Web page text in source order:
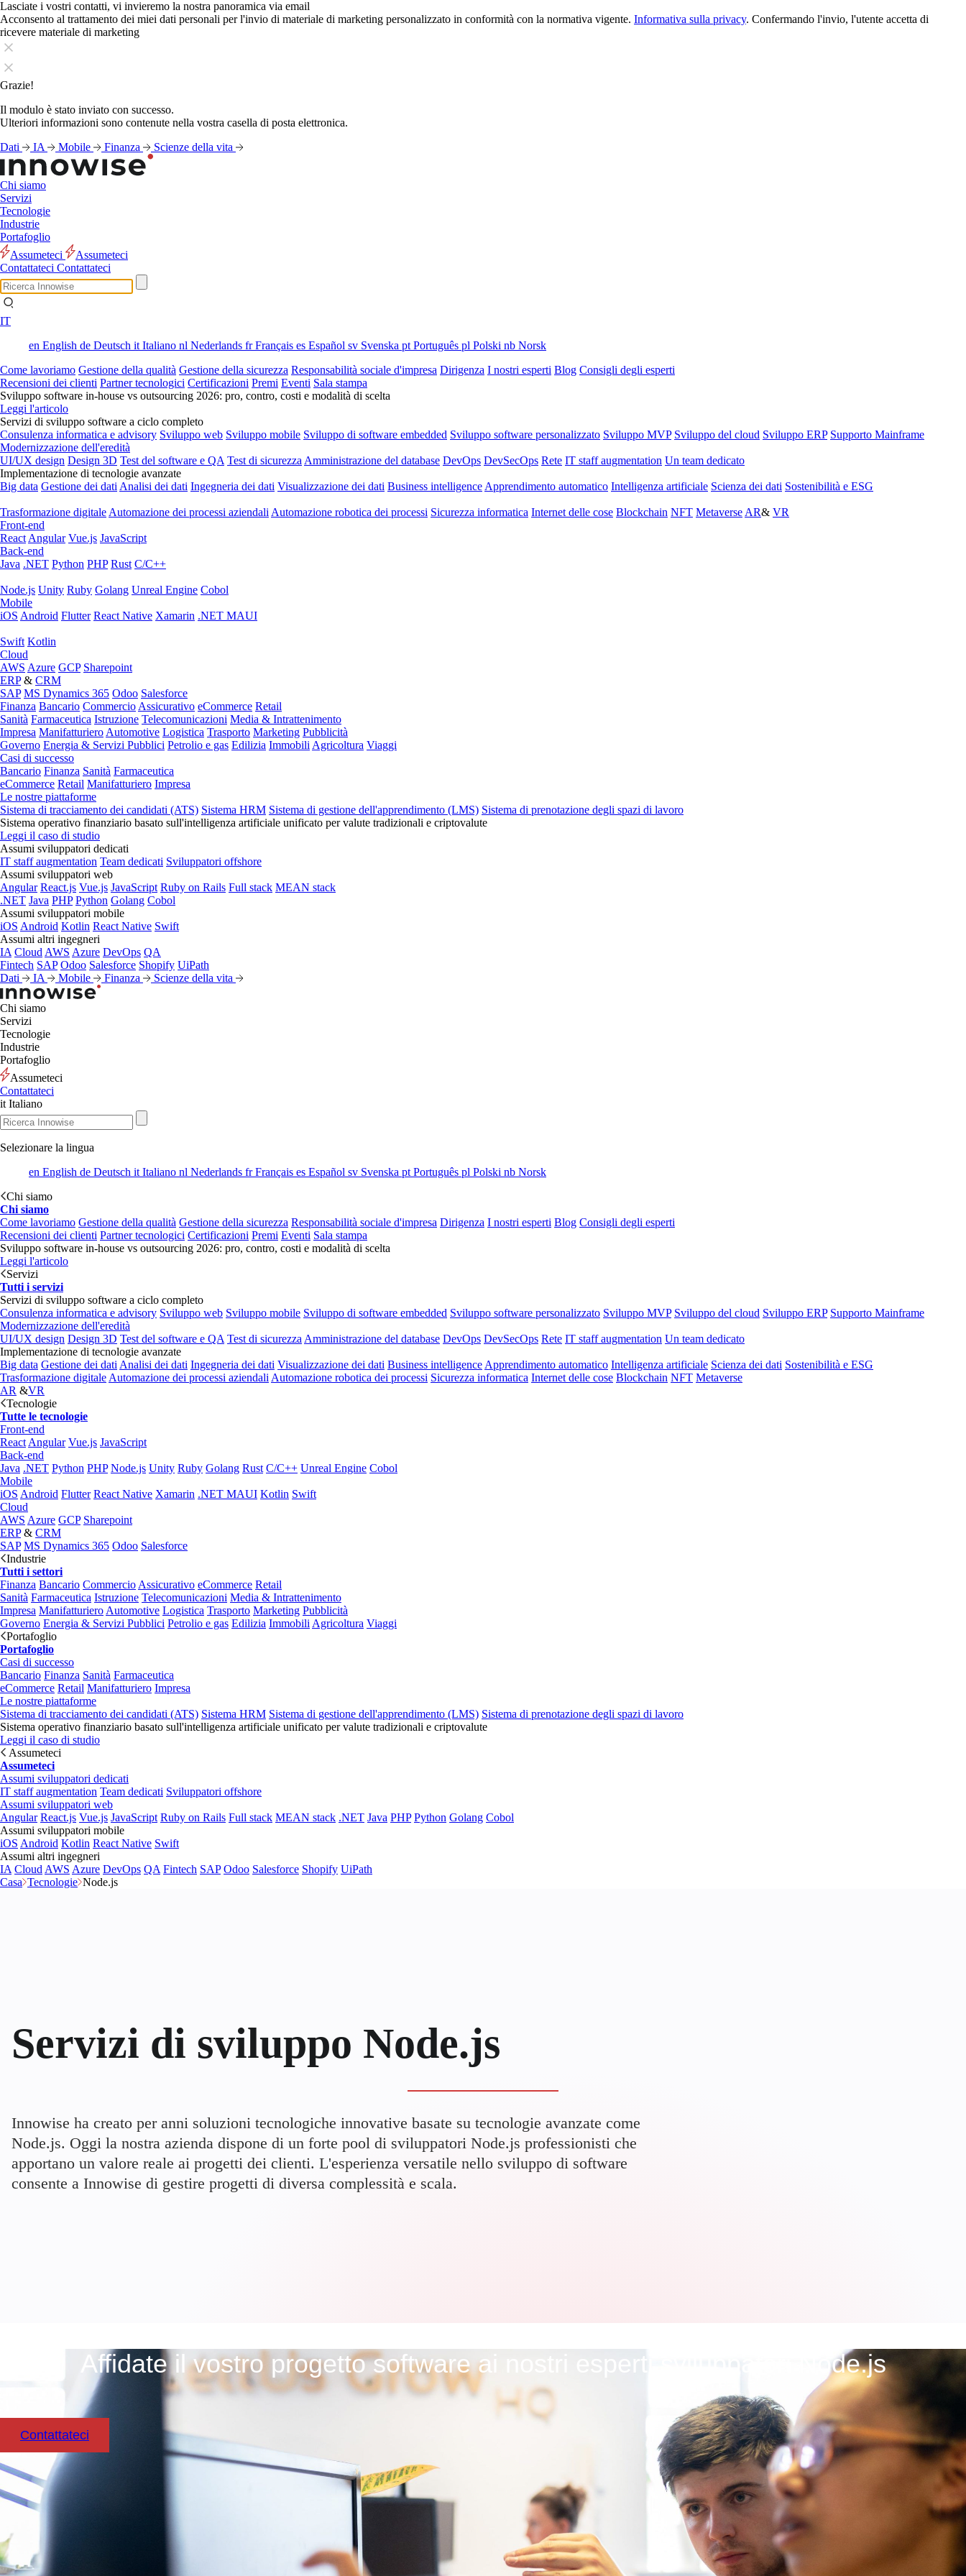
Lasciate i vostri contatti, vi invieremo la nostra panoramica via email
Acconsento al trattamento dei miei dati personali per l'invio di materiale di marketing personalizzato in conformità con la normativa vigente. Informativa sulla privacy. Confermando l'invio, l'utente accetta di
ricevere materiale di marketing
Grazie!
Il modulo è stato inviato con successo.
Ulteriori informazioni sono contenute nella vostra casella di posta elettronica.
Dati
IA Mobile Finanza Scienze della vita
Chi siamo
Servizi
Tecnologie
Industrie
Portafoglio
Assumeteci
Assumeteci
Contattateci Contattateci
IT
en English de Deutsch it Italiano nl Nederlands frFrançais es Español sv Svenska pt Português pl Polski nb Norsk
Come lavoriamo Gestione della qualità Gestione della sicurezza Responsabilità sociale d'impresa Dirigenza I nostri esperti Blog Consigli degli esperti
Recensioni dei clienti Partner tecnologici Certificazioni Premi Eventi Sala stampa
Sviluppo software in-house vs outsourcing 2026: pro, contro, costi e modalità di scelta
Leggi l'articolo
Servizi di sviluppo software a ciclo completo
Consulenza informatica e advisory Sviluppo web Sviluppo mobile Sviluppo di software embedded Sviluppo software personalizzato Sviluppo MVP Sviluppo del cloud Sviluppo ERP Supporto Mainframe
Modernizzazione dell'eredità
UI/UX design Design 3D Test del software e QA Test di sicurezza Amministrazione del database DevOps DevSecOps Rete IT staff augmentation Un team dedicato
Implementazione di tecnologie avanzate
Big data Gestione dei dati Analisi dei dati Ingegneria dei dati Visualizzazione dei dati Business intelligence Apprendimento automatico Intelligenza artificiale Scienza dei dati Sostenibilità e ESG
Trasformazione digitale Automazione dei processi aziendali Automazione robotica dei processi Sicurezza informatica Internet delle cose Blockchain NFT Metaverse AR& VR
Front-end
React Angular Vue.js JavaScript
Back-end
Java .NET Python PHP Rust C/C++
Node.js Unity Ruby Golang Unreal Engine Cobol
Mobile
iOS Android Flutter React Native Xamarin .NET MAUI
Swift Kotlin
Cloud
AWS Azure GCP Sharepoint
ERP& CRM
SAP MS Dynamics 365 Odoo Salesforce
Finanza Bancario Commercio Assicurativo eCommerce Retail
Sanità Farmaceutica Istruzione Telecomunicazioni Media & Intrattenimento
Impresa Manifatturiero Automotive Logistica Trasporto Marketing Pubblicità
Governo Energia & Servizi Pubblici Petrolio e gas Edilizia Immobili Agricoltura Viaggi
Casi di successo
Bancario Finanza Sanità Farmaceutica
eCommerce Retail Manifatturiero Impresa
Le nostre piattaforme
Sistema di tracciamento dei candidati (ATS) Sistema HRM Sistema di gestione dell'apprendimento (LMS) Sistema di prenotazione degli spazi di lavoro
Sistema operativo finanziario basato sull'intelligenza artificiale unificato per valute tradizionali e criptovalute
Leggi il caso di studio
Assumi sviluppatori dedicati
IT staff augmentation Team dedicati Sviluppatori offshore
Assumi sviluppatori web
Angular React.js Vue.js JavaScript Ruby on Rails Full stack MEAN stack
.NET Java PHP Python Golang Cobol
Assumi sviluppatori mobile
iOS Android Kotlin React Native Swift
Assumi altri ingegneri
IA Cloud AWS Azure DevOps QA
Fintech SAP Odoo Salesforce Shopify UiPath
Dati
IA Mobile Finanza Scienze della vita
Chi siamo
Servizi
Tecnologie
Industrie
Portafoglio
Assumeteci
Contattateci
it Italiano
Selezionare la lingua
en English de Deutsch it Italiano nl Nederlands frFrançais es Español sv Svenska pt Português pl Polski nb Norsk
Chi siamo
Chi siamo
Come lavoriamo Gestione della qualità Gestione della sicurezza Responsabilità sociale d'impresa Dirigenza I nostri esperti Blog Consigli degli esperti
Recensioni dei clienti Partner tecnologici Certificazioni Premi Eventi Sala stampa
Sviluppo software in-house vs outsourcing 2026: pro, contro, costi e modalità di scelta
Leggi l'articolo
Servizi
Tutti i servizi
Servizi di sviluppo software a ciclo completo
Consulenza informatica e advisory Sviluppo web Sviluppo mobile Sviluppo di software embedded Sviluppo software personalizzato Sviluppo MVP Sviluppo del cloud Sviluppo ERP Supporto Mainframe
Modernizzazione dell'eredità
UI/UX design Design 3D Test del software e QA Test di sicurezza Amministrazione del database DevOps DevSecOps Rete IT staff augmentation Un team dedicato
Implementazione di tecnologie avanzate
Big data Gestione dei dati Analisi dei dati Ingegneria dei dati Visualizzazione dei dati Business intelligence Apprendimento automatico Intelligenza artificiale Scienza dei dati Sostenibilità e ESG
Trasformazione digitale Automazione dei processi aziendali Automazione robotica dei processi Sicurezza informatica Internet delle cose Blockchain NFT Metaverse
AR &VR
Tecnologie
Tutte le tecnologie
Front-end
React Angular Vue.js JavaScript
Back-end
Java .NET Python PHP Node.js Unity Ruby Golang Rust C/C++ Unreal Engine Cobol
Mobile
iOS Android Flutter React Native Xamarin .NET MAUI Kotlin Swift
Cloud
AWS Azure GCP Sharepoint
ERP& CRM
SAP MS Dynamics 365 Odoo Salesforce
Industrie
Tutti i settori
Finanza Bancario Commercio Assicurativo eCommerce Retail
Sanità Farmaceutica Istruzione Telecomunicazioni Media & Intrattenimento
Impresa Manifatturiero Automotive Logistica Trasporto Marketing Pubblicità
Governo Energia & Servizi Pubblici Petrolio e gas Edilizia Immobili Agricoltura Viaggi
Portafoglio
Portafoglio
Casi di successo
Bancario Finanza Sanità Farmaceutica
eCommerce Retail Manifatturiero Impresa
Le nostre piattaforme
Sistema di tracciamento dei candidati (ATS) Sistema HRM Sistema di gestione dell'apprendimento (LMS) Sistema di prenotazione degli spazi di lavoro
Sistema operativo finanziario basato sull'intelligenza artificiale unificato per valute tradizionali e criptovalute
Leggi il caso di studio
Assumeteci
Assumeteci
Assumi sviluppatori dedicati
IT staff augmentation Team dedicati Sviluppatori offshore
Assumi sviluppatori web
Angular React.js Vue.js JavaScript Ruby on Rails Full stack MEAN stack .NET Java PHP Python Golang Cobol
Assumi sviluppatori mobile
iOS Android Kotlin React Native Swift
Assumi altri ingegneri
IA Cloud AWS Azure DevOps QA Fintech SAP Odoo Salesforce Shopify UiPath
Casa Tecnologie Node.js
Servizi di sviluppo Node.js
Innowise ha creato per anni soluzioni tecnologiche innovative basate su tecnologie avanzate come
Node.js. Oggi la nostra azienda dispone di un forte pool di sviluppatori Node.js professionisti che
apportano un valore reale ai progetti dei clienti. L'esperienza versatile nello sviluppo di software
consente a Innowise di gestire progetti di diversa complessità e scala.
Affidate il vostro progetto software ai nostri esperti sviluppatori Node.js
Contattateci